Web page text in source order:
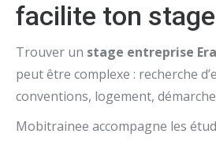
facilite ton
Trouver un stage entreprise
peut être complexe : recherche
conventions, logement,
Mobitrainee accompagne les